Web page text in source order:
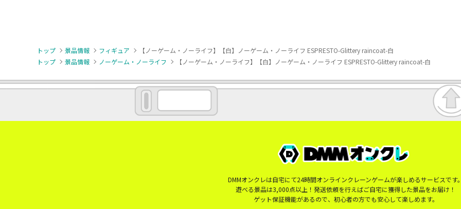
トップ 景品情報 フィギュア
【ノーゲーム・ノーライフ】【白】ノーゲーム・ノーライフ ESPRESTO-Glittery raincoat-白
トップ
景品情報 ノーゲーム・ノーライフ 【ノーゲーム・ノーライフ】【白】ノーゲーム・ノーライフ ESPRESTO-Glittery raincoat-白
DMMオンクレは自宅にて24時間オンラインクレーンゲームが楽しめるサービスです
遊べる景品は3,000点以上！発送依頼を行えばご自宅に獲得した景品をお届け！
ゲット保証機能があるので、初心者の方でも安心して楽しめます。